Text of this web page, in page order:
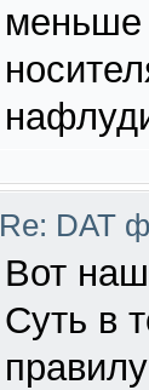
меньше
Re: DAT
Вот
Суть в
правилу